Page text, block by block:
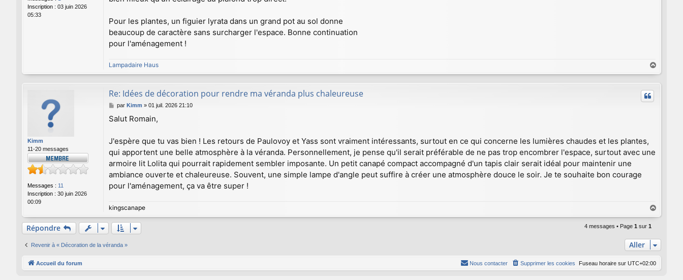
Inscription : 03 juin 2026
05:33
Pour les plantes, un figuier lyrata dans un grand pot au sol donne
beaucoup de caractère sans surcharger l'espace. Bonne continuation
pour l'aménagement !
Lampadaire Haus
a
u
Kimm
11-20 messages
Messages : 11
Inscription : 30 juin 2026
00:09
Re: Idées de décoration pour rendre ma véranda plus chaleureuse
M
s
g
e
par Kimm » 01 juil. 2026 21:10
Salut Romain,
J'espère que tu vas bien ! Les retours de Paulovoy et Yass sont vraiment intéressants, surtout en ce qui concerne les lumières chaudes et les plantes,
qui apportent une belle atmosphère à la véranda. Personnellement, je pense qu'il serait préférable de ne pas trop encombrer l'espace, surtout avec une
armoire lit Lolita qui pourrait rapidement sembler imposante. Un petit canapé compact accompagné d'un tapis clair serait idéal pour maintenir une
ambiance ouverte et chaleureuse. Souvent, une simple lampe d'angle peut suffire à créer une atmosphère douce le soir. Je te souhaite bon courage
pour l'aménagement, ça va être super !
kingscanape
a
Répondre 4 messages • Page 1 sur 1
Revenir à « Décoration de la véranda » Aller
Accueil du forum Fuseau horaire sur UTC+02:00
Supprimer les cookies
Nous contacter